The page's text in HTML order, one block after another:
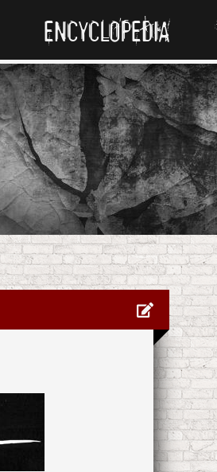
ENCYCLOPEDIA